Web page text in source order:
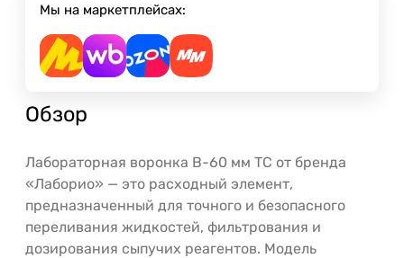
Мы на маркетплейсах:
Обзор
Лабораторная воронка В-60 мм ТС от бренда
«Лаборио» — это расходный элемент,
предназначенный для точного и безопасного
переливания жидкостей, фильтрования и
дозирования сыпучих реагентов. Модель